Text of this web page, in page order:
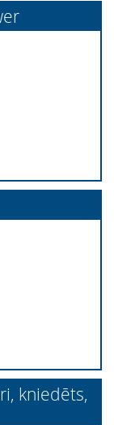
kniedēts,